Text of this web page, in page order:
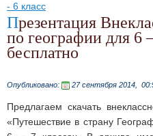
- 6 класс
Презентация Внеклассное мероприятие
по географии для 6
бесплатно
Опубликовано: 27 сентября 2014,
Предлагаем скачать
«Путешествие в страну